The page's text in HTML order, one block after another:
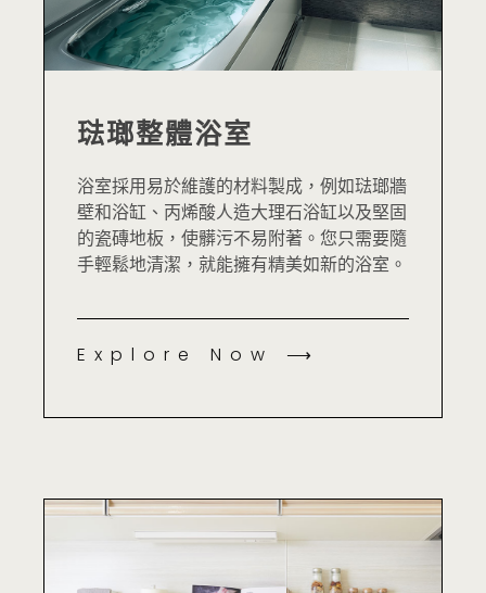
琺瑯整體浴室
浴室採用易於維護的材料製成，例如琺瑯牆
壁和浴缸、丙烯酸人造大理石浴缸以及堅固
的瓷磚地板，使髒污不易附著。您只需要隨
手輕鬆地清潔，就能擁有精美如新的浴室。
Explore Now ⟶